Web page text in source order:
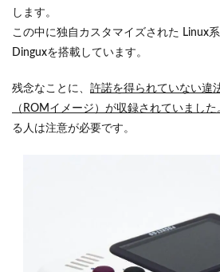
します。
この中に独自カスタマイズされた Linux
Dinguxを搭載しています。
残念なことに、 許諾を得られていない違
（ROMイメージ）が収録されていました
る人は注意が必要です。